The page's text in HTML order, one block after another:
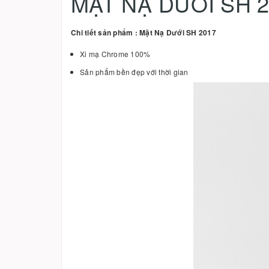
Chi tiết sản phẩm : Mặt Nạ Dưới SH 2017
Xi mạ Chrome 100%
Sản phẩm bền đẹp với thời gian